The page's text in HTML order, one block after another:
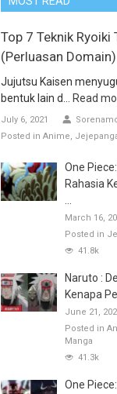
Top 7 Teknik Ryoiki
(Perluasan
Jujutsu Kaisen
bentuk lain d...
Read
July 6, 2021
Posted in Anime
One
Rahasia
March 16,
Posted in
41.8k
Naruto :
Kenapa
June 21,
Posted in
Manga
41.3k
One